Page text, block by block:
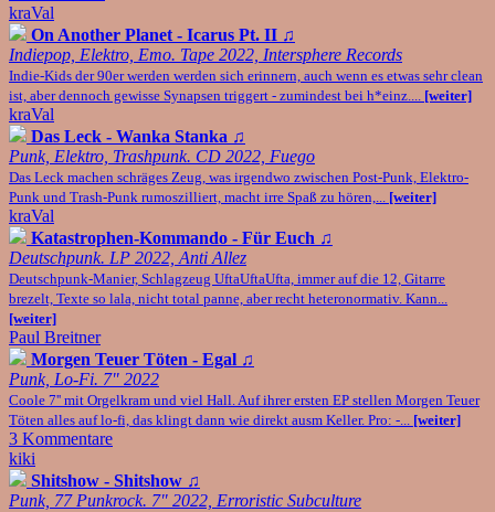
kraVal
On Another Planet - Icarus Pt. II ♫
Indiepop, Elektro, Emo. Tape 2022, Intersphere Records
Indie-Kids der 90er werden werden sich erinnern, auch wenn es etwas sehr clean
ist, aber dennoch gewisse Synapsen triggert - zumindest bei h*einz.... [weiter]
kraVal
Das Leck - Wanka Stanka ♫
Punk, Elektro, Trashpunk. CD 2022, Fuego
Das Leck machen schräges Zeug, was irgendwo zwischen Post-Punk, Elektro-
Punk und Trash-Punk rumoszilliert, macht irre Spaß zu hören,... [weiter]
kraVal
Katastrophen-Kommando - Für Euch ♫
Deutschpunk. LP 2022, Anti Allez
Deutschpunk-Manier, Schlagzeug UftaUftaUfta, immer auf die 12, Gitarre
brezelt, Texte so lala, nicht total panne, aber recht heteronormativ. Kann...
[weiter]
Paul Breitner
Morgen Teuer Töten - Egal ♫
Punk, Lo-Fi. 7" 2022
Coole 7'' mit Orgelkram und viel Hall. Auf ihrer ersten EP stellen Morgen Teuer
Töten alles auf lo-fi, das klingt dann wie direkt ausm Keller. Pro: -... [weiter]
3 Kommentare
kiki
Shitshow - Shitshow ♫
Punk, 77 Punkrock. 7" 2022, Erroristic Subculture